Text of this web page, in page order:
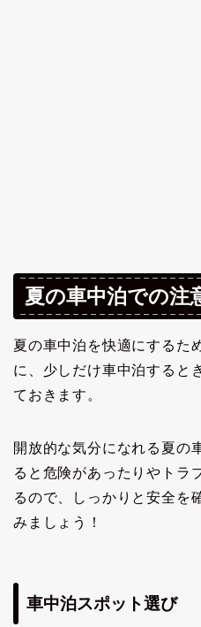
夏の車中泊での注
夏の車中泊を快適にするた
に、少しだけ車中泊すると
ておきます。
開放的な気分になれる夏の
ると危険があったりやトラ
るので、しっかりと安全を
みましょう！
車中泊スポット選び